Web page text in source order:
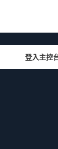
登入主控